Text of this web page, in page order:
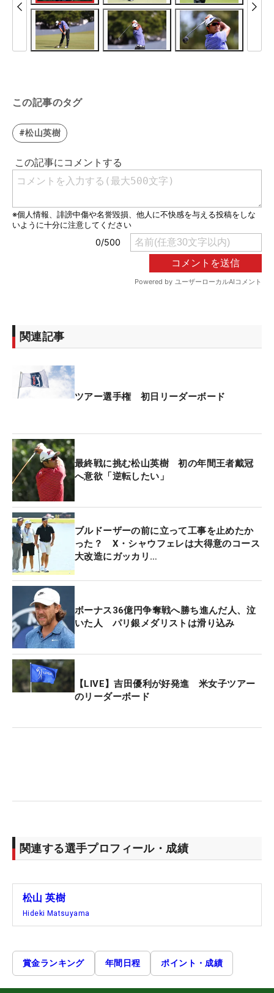
この記事のタグ
#松山英樹
関連記事
ツアー選手権 初日リーダーボード
最終戦に挑む松山英樹 初の年間王者戴冠
へ意欲「逆転したい」
ブルドーザーの前に立って工事を止めたか
った？ X・シャウフェレは大得意のコース
大改造にガッカリ…
ボーナス36億円争奪戦へ勝ち進んだ人、泣
いた人 パリ銀メダリストは滑り込み
【LIVE】吉田優利が好発進 米女子ツアー
のリーダーボード
関連する選手プロフィール・成績
松山 英樹
Hideki Matsuyama
賞金ランキング 年間日程 ポイント・成績